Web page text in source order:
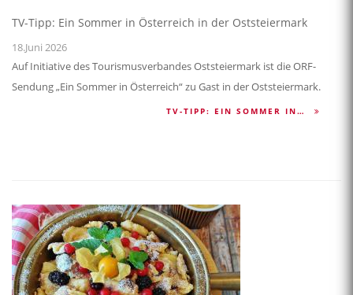
TV-Tipp: Ein Sommer in Österreich in der Oststeiermark
18.Juni 2026
Auf Initiative des Tourismusverbandes Oststeiermark ist die ORF-
Sendung „Ein Sommer in Österreich“ zu Gast in der Oststeiermark.
TV-TIPP: EIN SOMMER IN…